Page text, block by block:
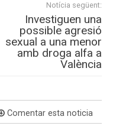
Notícia següent:
Investiguen una
possible agresió
sexual a una menor
amb droga alfa a
València
Comentar esta noticia